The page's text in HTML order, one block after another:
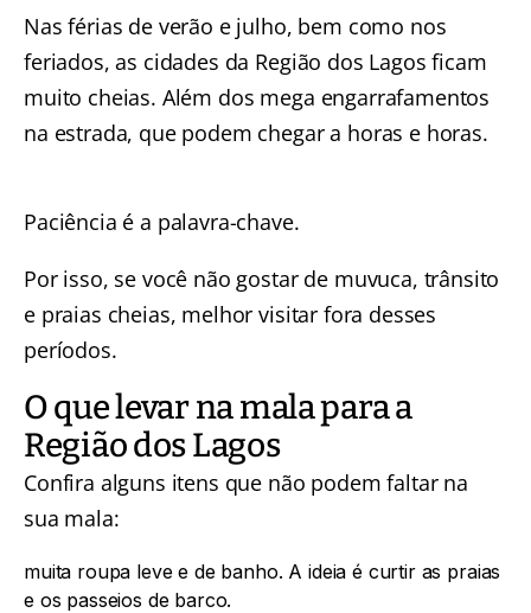
Nas férias de verão e julho, bem como nos
feriados, as cidades da Região dos Lagos ficam
muito cheias. Além dos mega engarrafamentos
na estrada, que podem chegar a horas e horas.
Paciência é a palavra-chave.
Por isso, se você não gostar de muvuca, trânsito
e praias cheias, melhor visitar fora desses
períodos.
O que levar na mala para a
Região dos Lagos
Confira alguns itens que não podem faltar na
sua mala:
muita roupa leve e de banho. A ideia é curtir as praias
e os passeios de barco.